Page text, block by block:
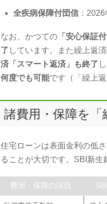
全疾病保障付団信 ：
なお、かつての 「安心保証
了 しています。また繰上返
済「スマート返済」も終了
何度でも可能です（「繰上
諸費用・保障を「
住宅ローンは表面金利の低
ることが大切です。SBI新生
費用・保障の項目